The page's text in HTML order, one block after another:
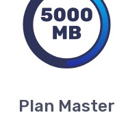
Plan Master